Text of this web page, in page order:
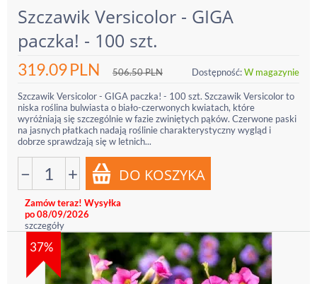
Szczawik Versicolor - GIGA
paczka! - 100 szt.
319.09PLN 506.50PLN Dostępność:W magazynie
Szczawik Versicolor - GIGA paczka! - 100 szt. Szczawik Versicolor to
niska roślina bulwiasta o biało-czerwonych kwiatach, które
wyróżniają się szczególnie w fazie zwiniętych pąków. Czerwone paski
na jasnych płatkach nadają roślinie charakterystyczny wygląd i
dobrze sprawdzają się w letnich...
− +
Zamów teraz! Wysyłka
po 08/09/2026
szczegóły
37%